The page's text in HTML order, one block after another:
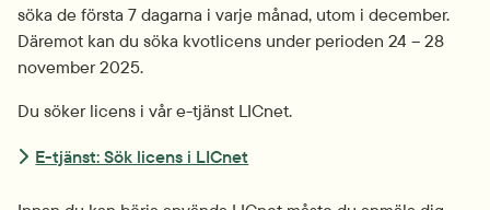
söka de första 7 dagarna i varje månad, utom i december.
Däremot kan du söka kvotlicens under perioden 24 – 28
november 2025.
Du söker licens i vår e-tjänst LICnet.
E-tjänst: Sök licens i LICnet